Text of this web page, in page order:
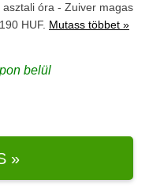
óra - Zuiver magas
HUF. Mutass többet »
belül
»